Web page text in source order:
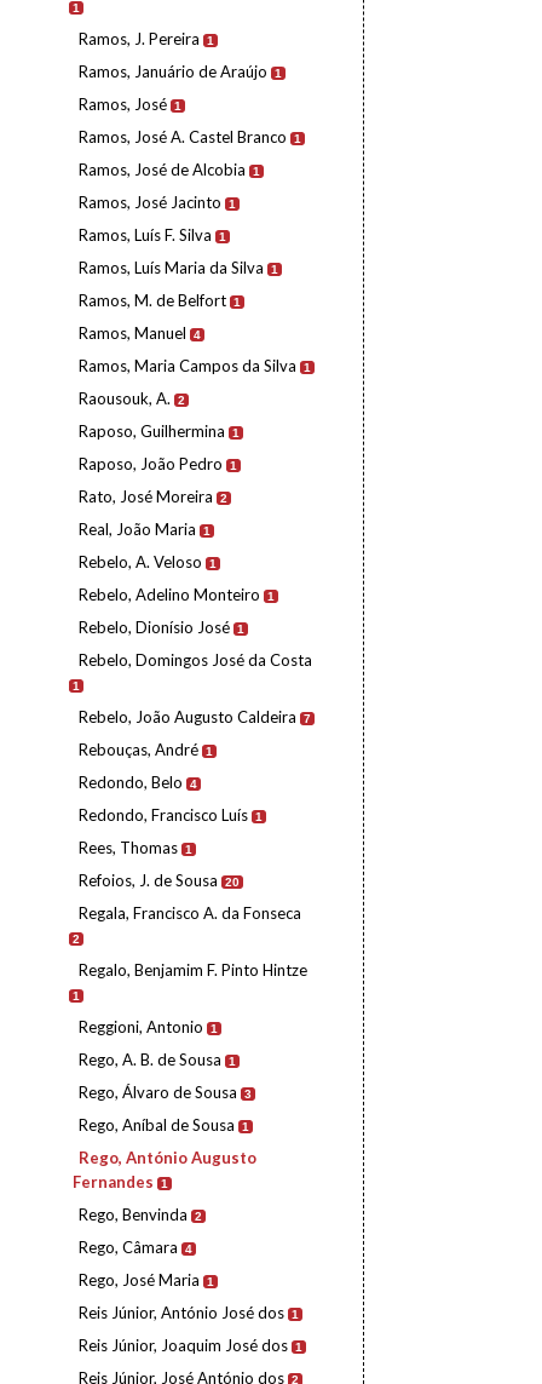
1
Ramos, J. Pereira 1
Ramos, Januário de Araújo 1
Ramos, José 1
Ramos, José A. Castel Branco 1
Ramos, José de Alcobia 1
Ramos, José Jacinto 1
Ramos, Luís F. Silva 1
Ramos, Luís Maria da Silva 1
Ramos, M. de Belfort 1
Ramos, Manuel 4
Ramos, Maria Campos da Silva 1
Raousouk, A. 2
Raposo, Guilhermina 1
Raposo, João Pedro 1
Rato, José Moreira 2
Real, João Maria 1
Rebelo, A. Veloso 1
Rebelo, Adelino Monteiro 1
Rebelo, Dionísio José 1
Rebelo, Domingos José da Costa
1
Rebelo, João Augusto Caldeira 7
Rebouças, André 1
Redondo, Belo 4
Redondo, Francisco Luís 1
Rees, Thomas 1
Refoios, J. de Sousa 20
Regala, Francisco A. da Fonseca
2
Regalo, Benjamim F. Pinto Hintze
1
Reggioni, Antonio 1
Rego, A. B. de Sousa 1
Rego, Álvaro de Sousa 3
Rego, Aníbal de Sousa 1
Rego, António Augusto
Fernandes
1
Rego, Benvinda 2
Rego, Câmara 4
Rego, José Maria 1
Reis Júnior, António José dos 1
Reis Júnior, Joaquim José dos 1
Reis Júnior, José António dos 2